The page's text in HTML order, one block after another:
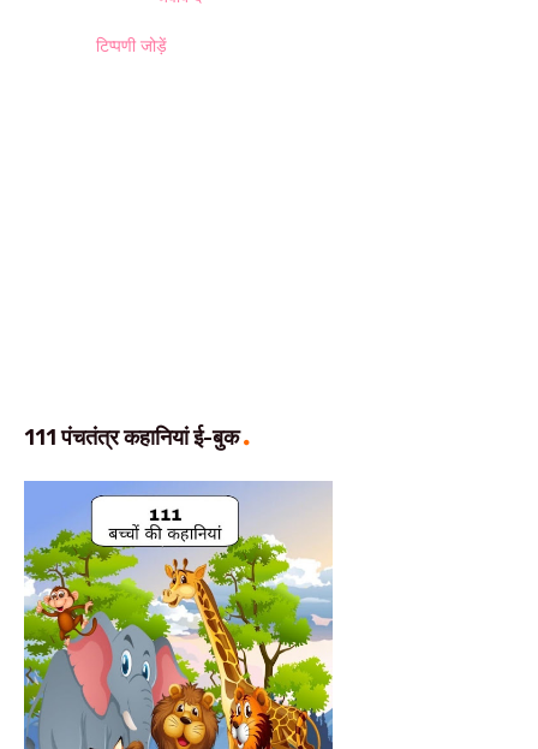
टिप्पणी जोड़ें
111 पंचतंत्र कहानियां ई-बुक